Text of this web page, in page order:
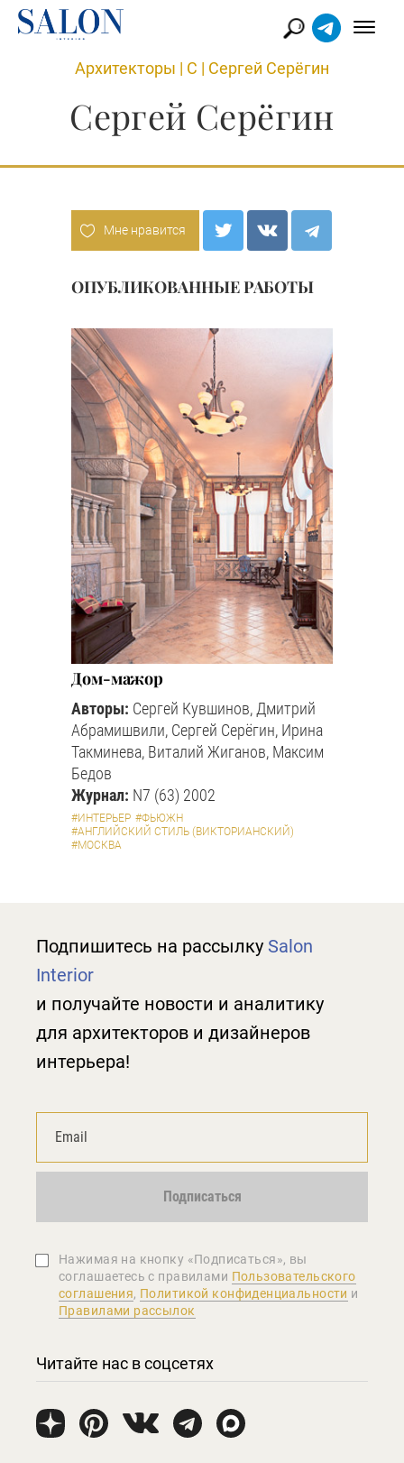
Архитекторы | С | Сергей Серёгин
Сергей Серёгин
Мне нравится
ОПУБЛИКОВАННЫЕ РАБОТЫ
Дом-мажор
Авторы: Сергей Кувшинов, Дмитрий
Абрамишвили, Сергей Серёгин, Ирина
Такминева, Виталий Жиганов, Максим
Бедов
Журнал: N7 (63) 2002
#ИНТЕРЬЕР #ФЬЮЖН
#АНГЛИЙСКИЙ СТИЛЬ (ВИКТОРИАНСКИЙ)
#МОСКВА
Подпишитесь на рассылку Salon
Interior
и получайте новости и аналитику
для архитекторов и дизайнеров
интерьера!
Подписаться
Нажимая на кнопку «Подписаться», вы
соглашаетеcь с правилами Пользовательского
соглашения, Политикой конфиденциальности и
Правилами рассылок
Читайте нас в соцсетях